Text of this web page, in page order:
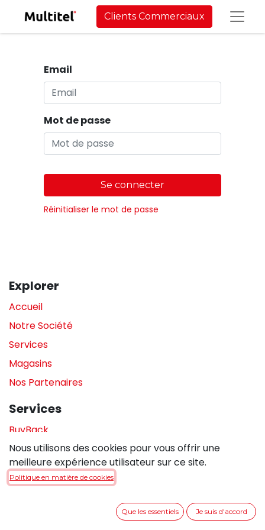
Clients Commerciaux
Email
Mot de passe
Se connecter
Réinitialiser le mot de passe
Explorer
Accueil
Notre Société
Services
Magasins
Nos Partenaires
Services
BuyBack
Assistance en magasin
Réparations
Politique de confidentialité
Nous utilisons des cookies pour vous offrir une
meilleure expérience utilisateur sur ce site.
Politique en matière de cookies
Que les essentiels Je suis d'accord